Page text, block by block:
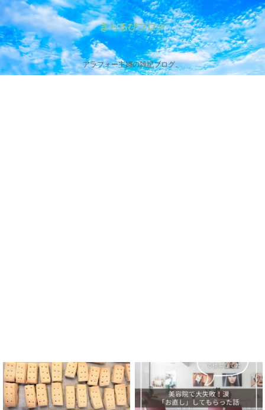
きらるびブログ
アラフォー主婦の雑記ブログ。